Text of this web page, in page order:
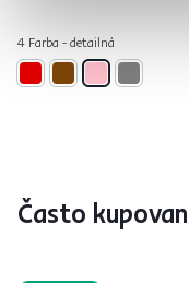
4 Farba - detailná
Často